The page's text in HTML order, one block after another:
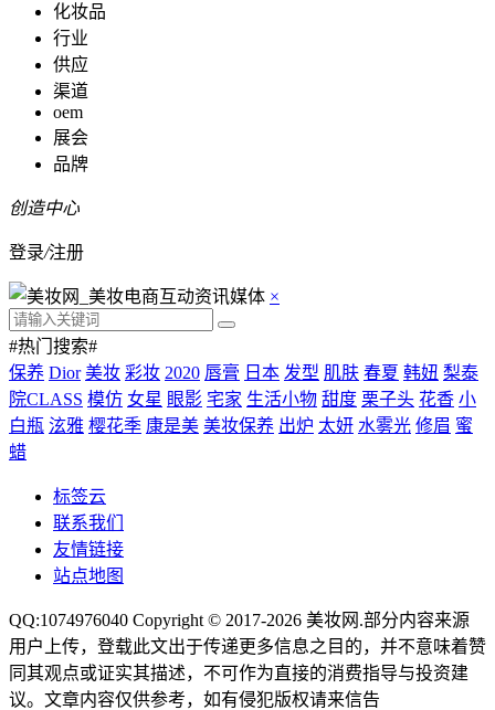
化妆品
行业
供应
渠道
oem
展会
品牌
创造中心
登录/注册
×
#热门搜索#
保养 Dior 美妆 彩妆 2020 唇膏 日本 发型 肌肤 春夏 韩妞 梨泰
院CLASS 模仿 女星 眼影 宅家 生活小物 甜度 栗子头 花香 小
白瓶 泫雅 樱花季 康是美 美妆保养 出炉 太妍 水雾光 修眉 蜜
蜡
标签云
联系我们
友情链接
站点地图
QQ:1074976040 Copyright © 2017-2026 美妆网 .部分内容来源
用户上传，登载此文出于传递更多信息之目的，并不意味着赞
同其观点或证实其描述，不可作为直接的消费指导与投资建
议。文章内容仅供参考，如有侵犯版权请来信告